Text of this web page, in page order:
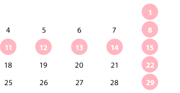
1
4 5 6 7
8
11 12 13 14
15
18 19 20 21
22
25 26 27 28
29